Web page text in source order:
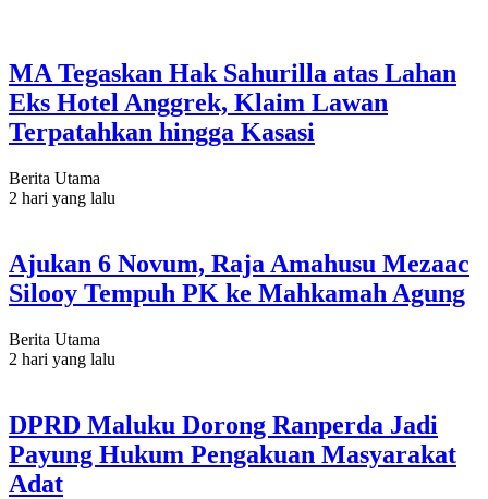
MA Tegaskan Hak Sahurilla atas Lahan
Eks Hotel Anggrek, Klaim Lawan
Terpatahkan hingga Kasasi
Berita Utama
2 hari yang lalu
Ajukan 6 Novum, Raja Amahusu Mezaac
Silooy Tempuh PK ke Mahkamah Agung
Berita Utama
2 hari yang lalu
DPRD Maluku Dorong Ranperda Jadi
Payung Hukum Pengakuan Masyarakat
Adat